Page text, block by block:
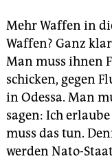
Mehr Waffen in
Waffen? Ganz
Man muss ihnen
schicken, gegen
in Odessa. Man
sagen: Ich
muss das tun.
werden Nato-